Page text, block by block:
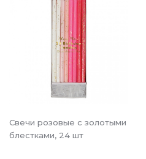
Свечи розовые с золотыми
блестками, 24 шт